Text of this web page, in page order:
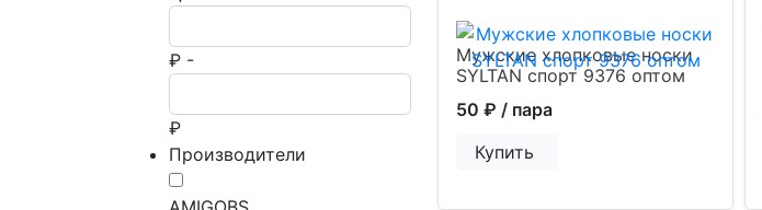
₽ -
₽
Производители
Мужские хлопковые носки
SYLTAN спорт 9376 оптом
50 ₽ / пара
Купить